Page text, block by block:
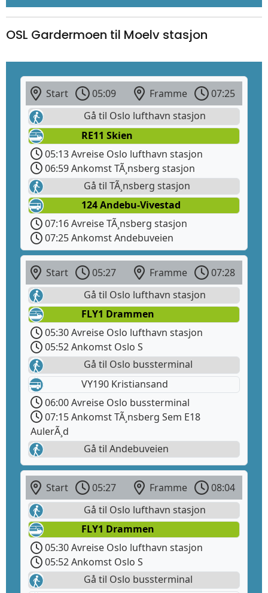
OSL Gardermoen til Moelv stasjon
Start 05:09 Framme
07:25
Gå til Oslo lufthavn stasjon
RE11 Skien
05:13 Avreise Oslo lufthavn stasjon
06:59 Ankomst TÃ¸nsberg stasjon
Gå til TÃ¸nsberg stasjon
124 Andebu-Vivestad
07:16 Avreise TÃ¸nsberg stasjon
07:25 Ankomst Andebuveien
Start 05:27 Framme
07:28
Gå til Oslo lufthavn stasjon
FLY1 Drammen
05:30 Avreise Oslo lufthavn stasjon
05:52 Ankomst Oslo S
Gå til Oslo bussterminal
VY190 Kristiansand
06:00 Avreise Oslo bussterminal
07:15 Ankomst TÃ¸nsberg Sem E18
AulerÃ¸d
Gå til Andebuveien
Start 05:27 Framme
08:04
Gå til Oslo lufthavn stasjon
FLY1 Drammen
05:30 Avreise Oslo lufthavn stasjon
05:52 Ankomst Oslo S
Gå til Oslo bussterminal